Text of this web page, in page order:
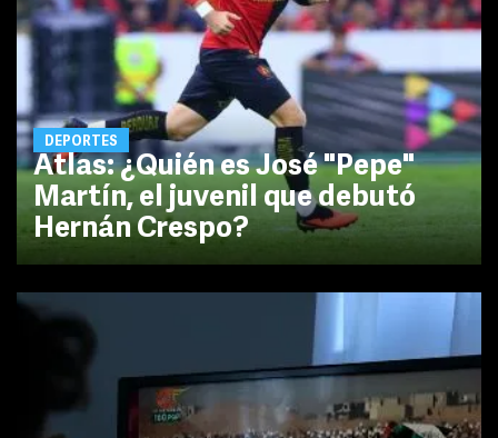
DEPORTES
Atlas: ¿Quién es José "Pepe"
Martín, el juvenil que debutó
Hernán Crespo?